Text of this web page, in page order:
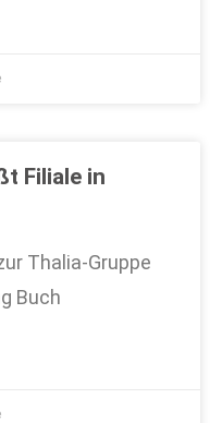
Filiale in
Thalia-Gruppe
Buch